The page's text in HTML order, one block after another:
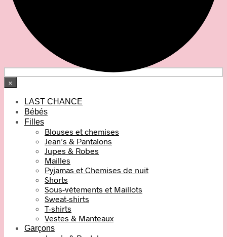
×
LAST CHANCE
Bébés
Filles
Blouses et chemises
Jean’s & Pantalons
Jupes & Robes
Mailles
Pyjamas et Chemises de nuit
Shorts
Sous-vêtements et Maillots
Sweat-shirts
T-shirts
Vestes & Manteaux
Garçons